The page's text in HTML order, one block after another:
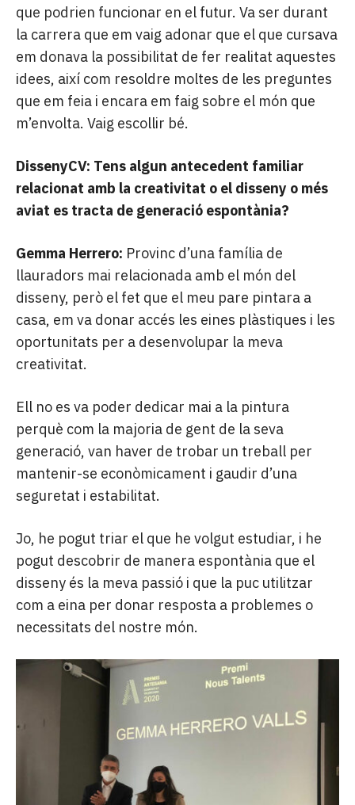
que podrien funcionar en el futur. Va ser durant
la carrera que em vaig adonar que el que cursava
em donava la possibilitat de fer realitat aquestes
idees, així com resoldre moltes de les preguntes
que em feia i encara em faig sobre el món que
m’envolta. Vaig escollir bé.
DissenyCV: Tens algun antecedent familiar
relacionat amb la creativitat o el disseny o més
aviat es tracta de generació espontània?
Gemma Herrero: Provinc d’una família de
llauradors mai relacionada amb el món del
disseny, però el fet que el meu pare pintara a
casa, em va donar accés les eines plàstiques i les
oportunitats per a desenvolupar la meva
creativitat.
Ell no es va poder dedicar mai a la pintura
perquè com la majoria de gent de la seva
generació, van haver de trobar un treball per
mantenir-se econòmicament i gaudir d’una
seguretat i estabilitat.
Jo, he pogut triar el que he volgut estudiar, i he
pogut descobrir de manera espontània que el
disseny és la meva passió i que la puc utilitzar
com a eina per donar resposta a problemes o
necessitats del nostre món.